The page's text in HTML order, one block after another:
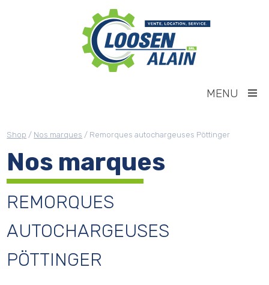
MENU
Shop / Nos marques / Remorques autochargeuses Pöttinger
Nos marques
REMORQUES
AUTOCHARGEUSES
PÖTTINGER